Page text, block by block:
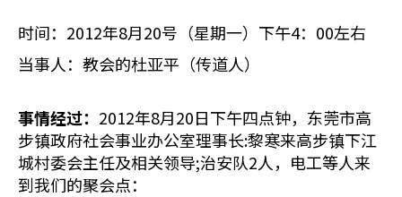
时间：2012年8月20号（星期一）下午4：00左右
当事人：教会的杜亚平（传道人）
事情经过： 2012年8月20日下午四点钟，东莞市高
步镇政府社会事业办公室理事长:黎寒来高步镇下江
城村委会主任及相关领导;治安队2人，电工等人来
到我们的聚会点：